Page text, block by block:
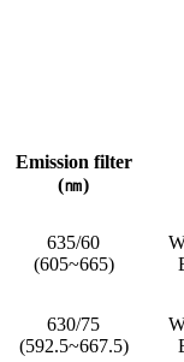
Emission filter
(㎚)
635/60
(605~665)
630/75
(592.5~667.5)